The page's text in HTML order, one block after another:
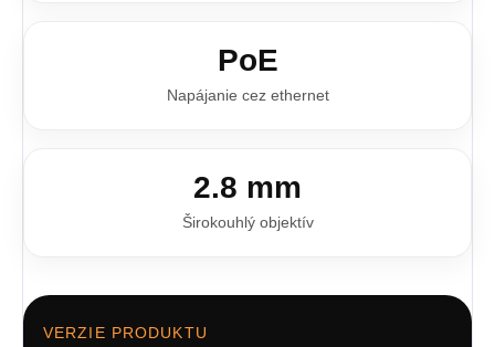
PoE
Napájanie cez ethernet
2.8 mm
Širokouhlý objektív
VERZIE PRODUKTU